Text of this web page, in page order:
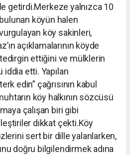
getirdi.Merkeze yalnızca 10
köyün halen
köy sakinleri,
açıklamalarının köyde
ettiğini ve mülklerin
etti. Yapılan
edin” çağrısının kabul
köy halkının sözcüsü
çalışan biri gibi
dikkat çekti.Köy
sert bir dille yalanlarken,
doğru bilgilendirmek adına